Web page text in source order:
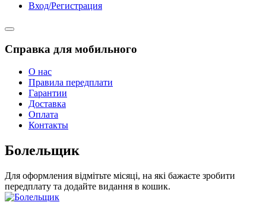
Вход/Регистрация
Справка для мобильного
О нас
Правила передплати
Гарантии
Доставка
Оплата
Контакты
Болельщик
Для оформления відмітьте місяці, на які бажаєте зробити
передплату та додайте видання в кошик.